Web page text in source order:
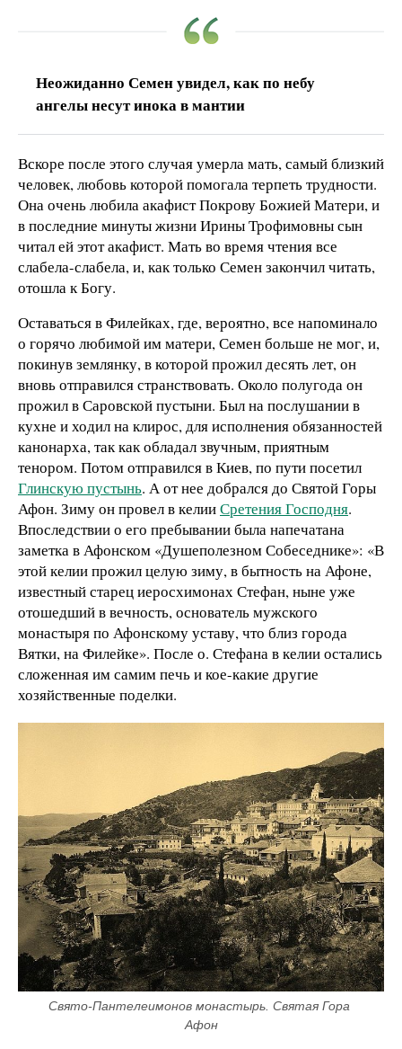
Неожиданно Семен увидел, как по небу
ангелы несут инока в мантии
Вскоре после этого случая умерла мать, самый близкий
человек, любовь которой помогала терпеть трудности.
Она очень любила акафист Покрову Божией Матери, и
в последние минуты жизни Ирины Трофимовны сын
читал ей этот акафист. Мать во время чтения все
слабела-слабела, и, как только Семен закончил читать,
отошла к Богу.
Оставаться в Филейках, где, вероятно, все напоминало
о горячо любимой им матери, Семен больше не мог, и,
покинув землянку, в которой прожил десять лет, он
вновь отправился странствовать. Около полугода он
прожил в Саровской пустыни. Был на послушании в
кухне и ходил на клирос, для исполнения обязанностей
канонарха, так как обладал звучным, приятным
тенором. Потом отправился в Киев, по пути посетил
Глинскую пустынь. А от нее добрался до Святой Горы
Афон. Зиму он провел в келииСретения Господня.
Впоследствии о его пребывании была напечатана
заметка в Афонском «Душеполезном Собеседнике»: «В
этой келии прожил целую зиму, в бытность на Афоне,
известный старец иеросхимонах Стефан, ныне уже
отошедший в вечность, основатель мужского
монастыря по Афонскому уставу, что близ города
Вятки, на Филейке». После о. Стефана в келии остались
сложенная им самим печь и кое-какие другие
хозяйственные поделки.
Свято-Пантелеимонов монастырь. Святая Гора
Афон